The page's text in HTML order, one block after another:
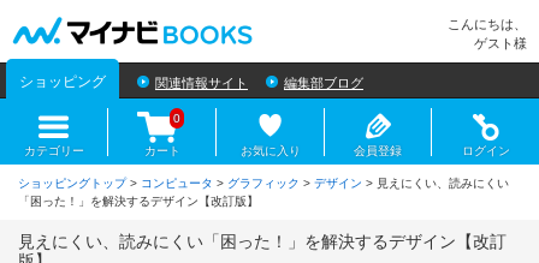
こんにちは、
ゲスト様
ショッピング 関連情報サイト 編集部ブログ
カテゴリー カート
0
お気に入り 会員登録 ログイン
ショッピングトップ> コンピュータ > グラフィック > デザイン > 見えにくい、読みにくい
「困った！」を解決するデザイン【改訂版】
見えにくい、読みにくい「困った！」を解決するデザイン【改訂